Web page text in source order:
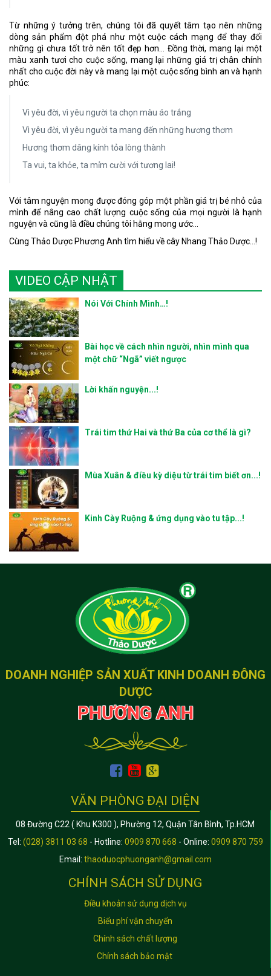
Từ những ý tưởng trên, chúng tôi đã quyết tâm tạo nên những
dòng sản phẩm đột phá như một cuộc cách mạng để thay đổi
những gì chưa tốt trở nên tốt đẹp hơn… Đồng thời, mang lại một
màu xanh tươi cho cuộc sống, mang lại những giá trị chân chính
nhất cho cuộc đời này và mang lại một cuộc sống bình an và hạnh
phúc:
Vì yêu đời, vì yêu người ta chọn màu áo trắng
Vì yêu đời, vì yêu người ta mang đến những hương thơm
Hương thơm dâng kính tỏa lòng thành
Ta vui, ta khỏe, ta mỉm cười với tương lai!
Với tâm nguyện mong được đóng góp một phần giá trị bé nhỏ của
mình để nâng cao chất lượng cuộc sống của mọi người là hạnh
nguyện và cũng là điều chúng tôi hằng mong ước...
Cùng Thảo Dược Phương Anh tìm hiểu về cây Nhang Thảo Dược...!
VIDEO CẬP NHẬT
Nói Với Chính Mình…!
Bài học về cách nhìn người, nhìn mình qua
một chữ “Ngã” viết ngược
Lời khấn nguyện...!
Trái tim thứ Hai và thứ Ba của cơ thể là gì?
Mùa Xuân & điều kỳ diệu từ trái tim biết ơn...!
Kinh Cày Ruộng & ứng dụng vào tu tập...!
DOANH NGHIỆP SẢN XUẤT KINH DOANH ĐÔNG
DƯỢC
PHƯƠNG ANH
VĂN PHÒNG ĐẠI DIỆN
08 Đường C22 ( Khu K300 ), Phường 12, Quận Tân Bình, Tp.HCM
Tel: (028) 3811 03 68 - Hotline: 0909 870 668 - Online: 0909 870 759
Email: thaoduocphuonganh@gmail.com
CHÍNH SÁCH SỬ DỤNG
Điều khoản sử dụng dịch vụ
Biểu phí vận chuyển
Chính sách chất lượng
Chính sách bảo mật